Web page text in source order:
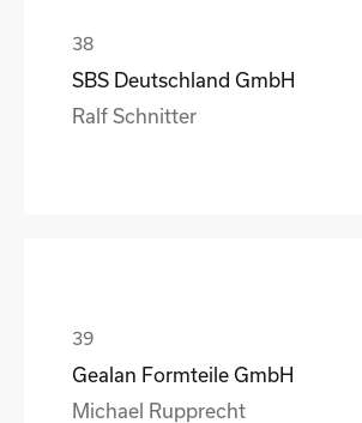
SBS Deutschland GmbH
Ralf Schnitter
Gealan Formteile GmbH
Michael Rupprecht